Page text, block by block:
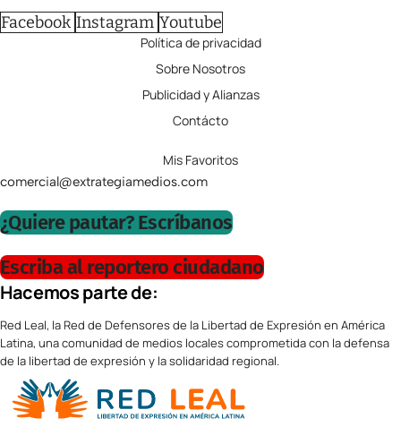
Facebook Instagram Youtube
Política de privacidad
Sobre Nosotros
Publicidad y Alianzas
Contácto
Mis Favoritos
comercial@extrategiamedios.com
¿Quiere pautar? Escríbanos
Escriba al reportero ciudadano
Hacemos parte de:
Red Leal, la Red de Defensores de la Libertad de Expresión en América
Latina, una comunidad de medios locales comprometida con la defensa
de la libertad de expresión y la solidaridad regional.